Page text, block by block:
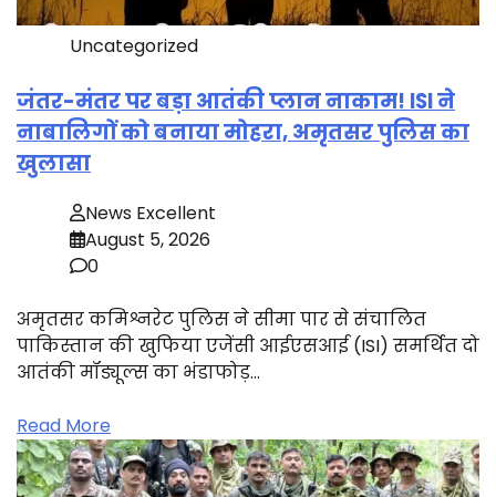
Uncategorized
जंतर-मंतर पर बड़ा आतंकी प्लान नाकाम! ISI ने
नाबालिगों को बनाया मोहरा, अमृतसर पुलिस का
खुलासा
News Excellent
August 5, 2026
0
अमृतसर कमिश्नरेट पुलिस ने सीमा पार से संचालित
पाकिस्तान की खुफिया एजेंसी आईएसआई (ISI) समर्थित दो
आतंकी मॉड्यूल्स का भंडाफोड़…
Read More